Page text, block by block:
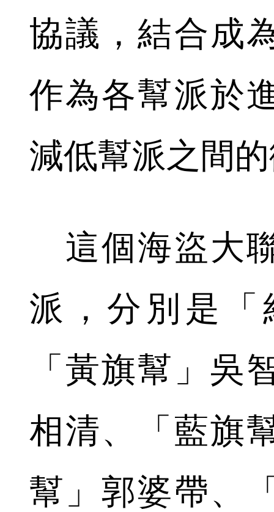
協議，結合成
作為各幫派於
減低幫派之間
這個海盜大
派，分別是
「黃旗幫」吳
相清、「藍旗
幫」郭婆帶、